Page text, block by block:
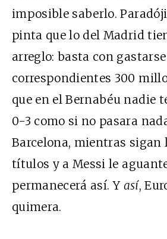
imposible saberlo.
pinta que lo del Madrid
arreglo: basta con
correspondientes 300
que en el Bernabéu nadie
0-3 como si no pasara
Barcelona, mientras sigan
títulos y a Messi le
permanecerá así. Y así,
quimera.